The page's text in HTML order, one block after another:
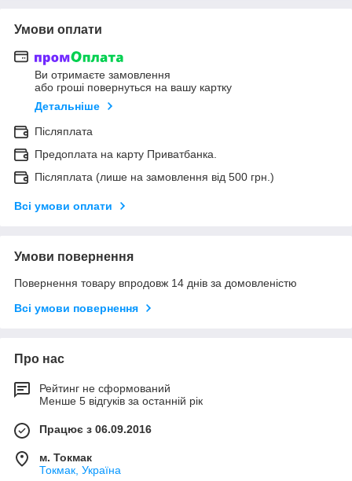
Умови оплати
Ви отримаєте замовлення
або гроші повернуться на вашу картку
Детальніше
Післяплата
Предоплата на карту Приватбанка.
Післяплата (лише на замовлення від 500 грн.)
Всі умови оплати
Умови повернення
Повернення товару впродовж 14 днів за домовленістю
Всі умови повернення
Про нас
Рейтинг не сформований
Менше 5 відгуків за останній рік
Працює з 06.09.2016
м. Токмак
Токмак, Україна